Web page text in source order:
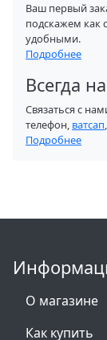
Ваш первый
подскажем как
удобными.
Подробнее
Всегда
Связаться с
телефон, ватсап,
Подробнее
О магазине
Как купить